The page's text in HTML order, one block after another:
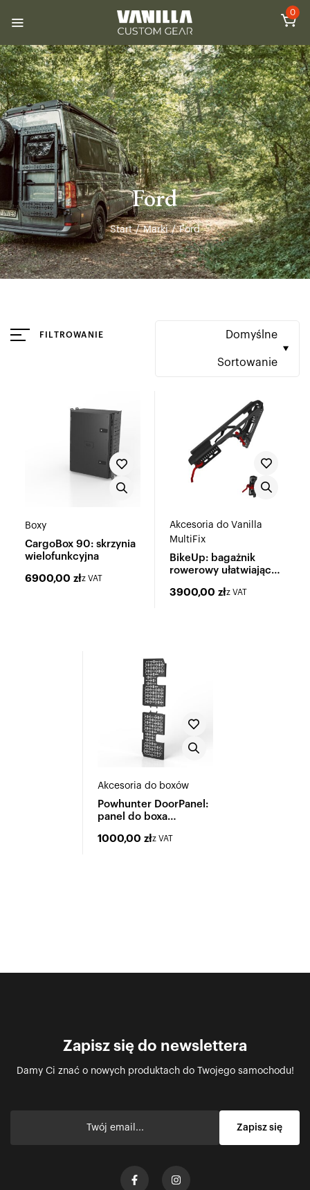
0
Ford
Start / Marki / Ford
FILTROWANIE Domyślne
Sortowanie
Boxy
CargoBox 90: skrzynia
wielofunkcyjna
6900,00 złz VAT
Akcesoria do Vanilla
MultiFix
BikeUp: bagażnik
rowerowy ułatwiający
3900,00 złz VAT
Akcesoria do boxów
Powhunter DoorPanel:
panel do boxa
1000,00 złz VAT
Zapisz się do newslettera
Damy Ci znać o nowych produktach do Twojego samochodu!